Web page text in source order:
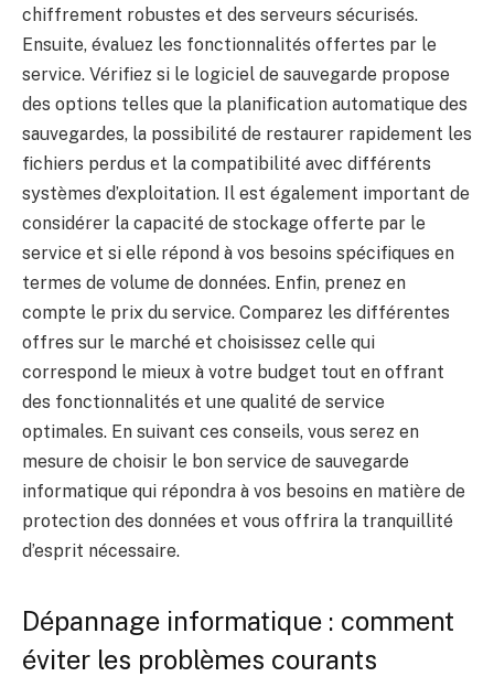
chiffrement robustes et des serveurs sécurisés.
Ensuite, évaluez les fonctionnalités offertes par le
service. Vérifiez si le logiciel de sauvegarde propose
des options telles que la planification automatique des
sauvegardes, la possibilité de restaurer rapidement les
fichiers perdus et la compatibilité avec différents
systèmes d’exploitation. Il est également important de
considérer la capacité de stockage offerte par le
service et si elle répond à vos besoins spécifiques en
termes de volume de données. Enfin, prenez en
compte le prix du service. Comparez les différentes
offres sur le marché et choisissez celle qui
correspond le mieux à votre budget tout en offrant
des fonctionnalités et une qualité de service
optimales. En suivant ces conseils, vous serez en
mesure de choisir le bon service de sauvegarde
informatique qui répondra à vos besoins en matière de
protection des données et vous offrira la tranquillité
d’esprit nécessaire.
Dépannage informatique : comment
éviter les problèmes courants